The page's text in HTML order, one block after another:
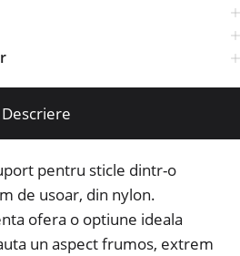
Descriere
pentru sticle dintr-o
de usoar, din nylon.
ofera o optiune ideala
un aspect frumos, extrem